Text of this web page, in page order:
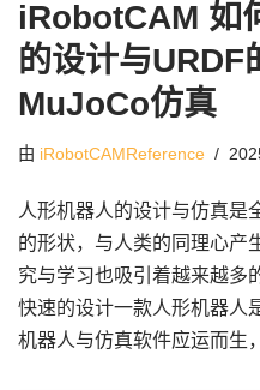
iRobotCAM 如
的设计与URDF
MuJoCo仿真
由 iRobotCAMReference
人形机器人的设计与仿真是
的形状，与人类的同理心产
究与学习也吸引着越来越多
快速的设计一款人形机器人
机器人与仿真软件应运而生